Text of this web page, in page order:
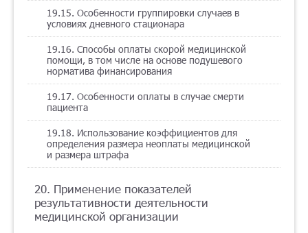
19.15. Особенности группировки случаев в
условиях дневного стационара
19.16. Способы оплаты скорой медицинской
помощи, в том числе на основе подушевого
норматива финансирования
19.17. Особенности оплаты в случае смерти
пациента
19.18. Использование коэффициентов для
определения размера неоплаты медицинской
и размера штрафа
20. Применение показателей
результативности деятельности
медицинской организации